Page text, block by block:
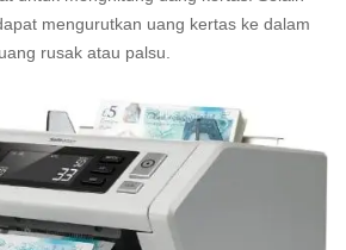
mengurutkan uang kertas ke dalam
rusak atau palsu.